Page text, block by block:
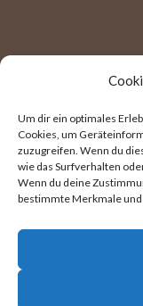
Um dir ein optimales
Cookies, um
zuzugreifen. Wenn du
wie das Surfverhalten
Wenn du deine
bestimmte Merkmale